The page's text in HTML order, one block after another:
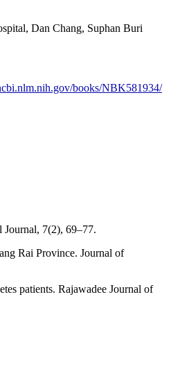
Dan Chang, Suphan Buri
books/NBK581934/
Journal, 7(2), 69–77.
Rai Province. Journal of
patients. Rajawadee Journal of